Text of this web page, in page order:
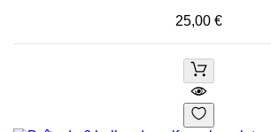
25,00 €Prix